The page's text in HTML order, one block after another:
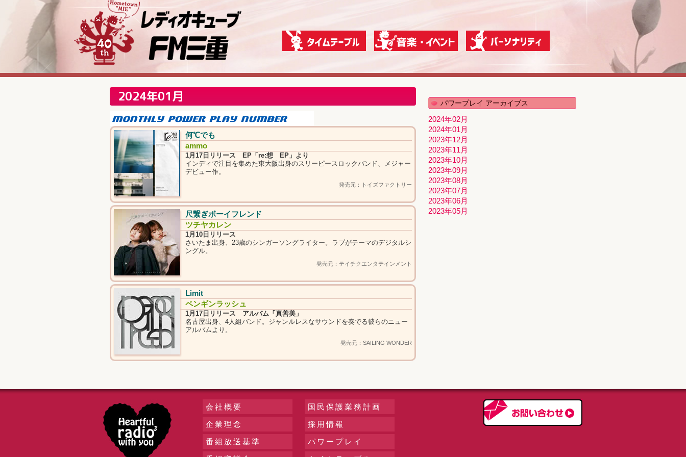
2024年01月
何℃でも
ammo
1月17日リリース EP「re:想 EP」より
インディで注目を集めた東大阪出身のスリーピースロックバンド、メジャー
デビュー作。
発売元：トイズファクトリー
尺繋ぎボーイフレンド
ツチヤカレン
1月10日リリース
さいたま出身、23歳のシンガーソングライター。ラブがテーマのデジタルシ
ングル。
発売元：テイチクエンタテインメント
Limit
ペンギンラッシュ
1月17日リリース アルバム「真善美」
名古屋出身、4人組バンド。ジャンルレスなサウンドを奏でる彼らのニュー
アルバムより。
発売元：SAILING WONDER
パワープレイ アーカイブス
2024年02月
2024年01月
2023年12月
2023年11月
2023年10月
2023年09月
2023年08月
2023年07月
2023年06月
2023年05月
会社概要
企業理念
番組放送基準
国民保護業務計画
採用情報
パワープレイ